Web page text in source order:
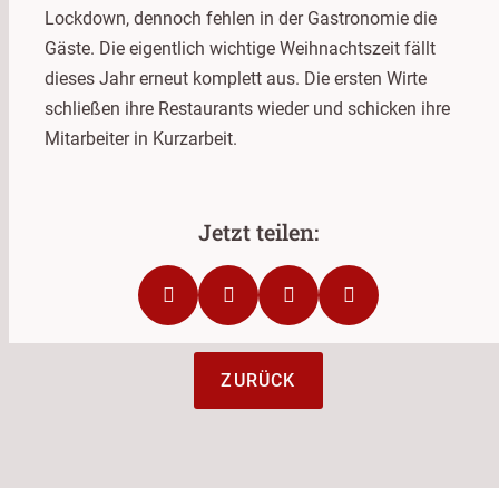
Lockdown, dennoch fehlen in der Gastronomie die
Gäste. Die eigentlich wichtige Weihnachtszeit fällt
dieses Jahr erneut komplett aus. Die ersten Wirte
schließen ihre Restaurants wieder und schicken ihre
Mitarbeiter in Kurzarbeit.
ZURÜCK